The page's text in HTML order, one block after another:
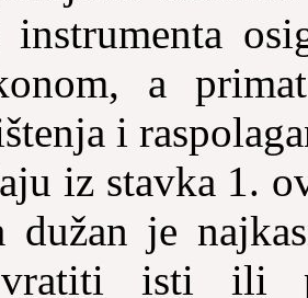
instrumenta
a
i
iz stavka 1.
dužan je
isti ili